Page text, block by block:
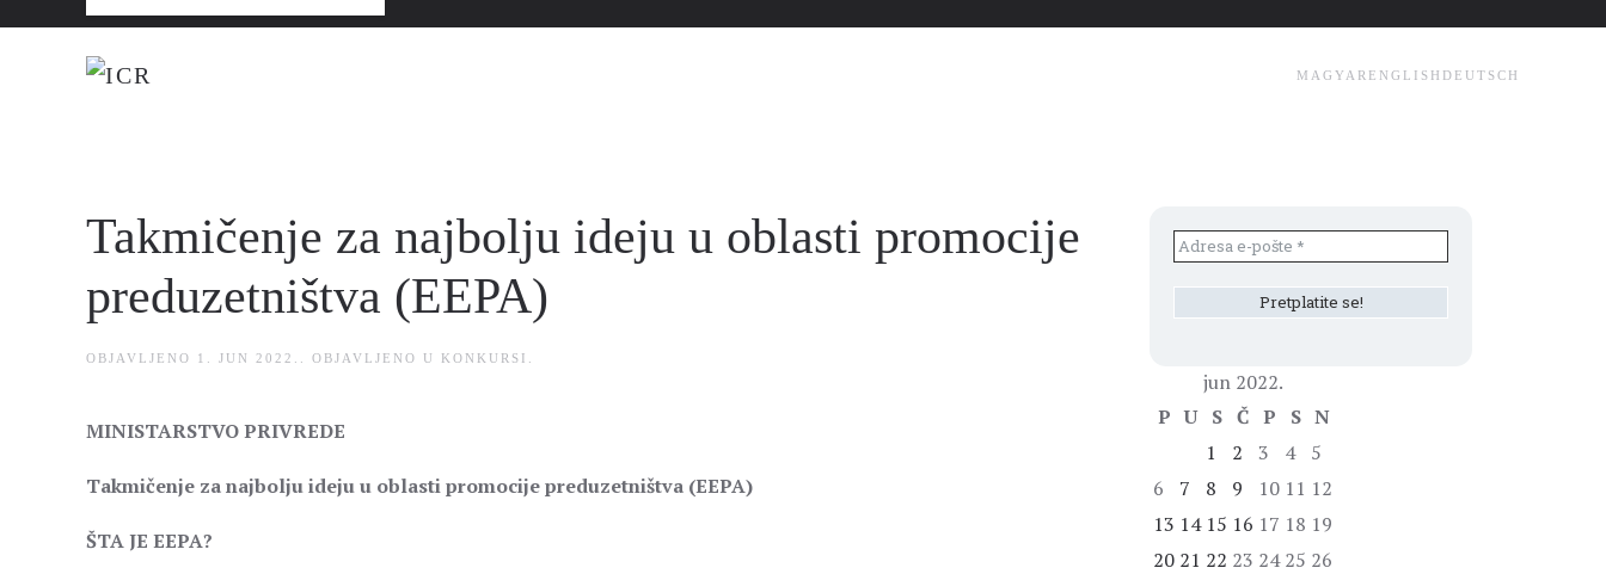
MAGYAR ENGLISH DEUTSCH
Takmičenje za najbolju ideju u oblasti promocije
preduzetništva (EEPA)
OBJAVLJENO 1. JUN 2022. . OBJAVLJENO U KONKURSI
MINISTARSTVO PRIVREDE
Takmičenje za najbolju ideju u oblasti promocije preduzetništva (EEPA)
ŠTA JE EEPA?
jun 2022.
P U S Č P S N
1
2 3 4
5
6
7 8 9 10 11 12
13 14 15 16 17 18 19
20 21 22 23 24 25 26